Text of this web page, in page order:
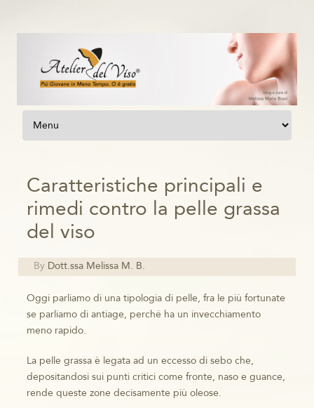
Vai al contenuto
Caratteristiche principali e
rimedi contro la pelle grassa
del viso
By Dott.ssa Melissa M. B.
Oggi parliamo di una tipologia di pelle, fra le più fortunate
se parliamo di antiage, perché ha un invecchiamento
meno rapido.
La pelle grassa è legata ad un eccesso di sebo che,
depositandosi sui punti critici come fronte, naso e guance,
rende queste zone decisamente più oleose.